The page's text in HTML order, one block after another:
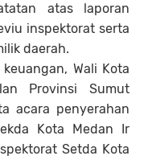
atas laporan
inspektorat serta
daerah.
Wali Kota
Provinsi Sumut
acara penyerahan
Kota Medan Ir
Setda Kota